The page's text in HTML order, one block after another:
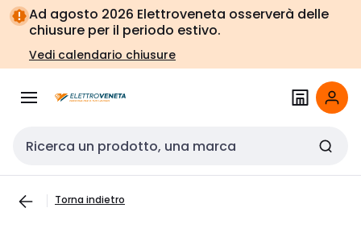
Vai alla
navigazione
Vai
alla
pagina
Ad agosto 2026 Elettroveneta osserverà delle
chiusure per il periodo estivo.
Vedi calendario chiusure
Cerca input
Torna indietro